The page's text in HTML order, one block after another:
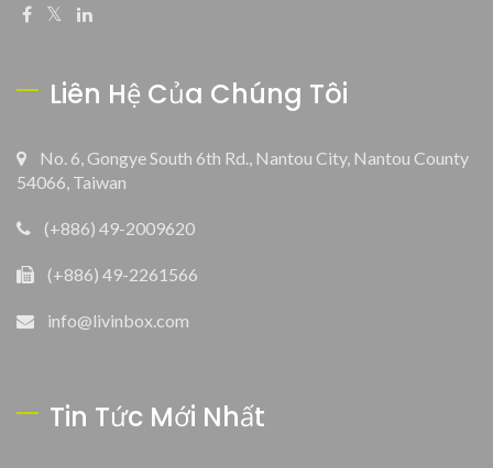
Liên Hệ Của Chúng Tôi
No. 6, Gongye South 6th Rd., Nantou City, Nantou County
54066, Taiwan
(+886) 49-2009620
(+886) 49-2261566
info@livinbox.com
Tin Tức Mới Nhất